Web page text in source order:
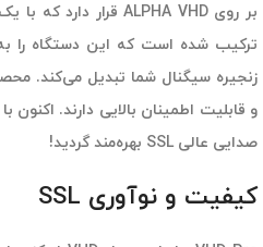
ترکیب شده است که این دستگاه را
زنجیره سیگنال شما تبدیل می‌کند.
صدایی عالی SSL بهره‌مند گردید!
کیفیت و نوآوری SSL